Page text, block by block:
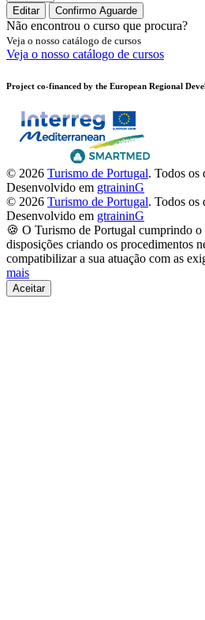
Editar
Confirmo Aguarde
Não encontrou o curso que procura?
Veja o nosso catálogo de cursos
Veja o nosso catálogo de cursos
Project co-financed by the European Regional
© 2026 Turismo de Portugal. Todos os
Desenvolvido em gtraininG
© 2026 Turismo de Portugal. Todos os
Desenvolvido em gtraininG
🍪 O Turismo de Portugal cumprindo o
disposições criando os procedimentos
compatibilizar a sua atuação com as
mais
Aceitar